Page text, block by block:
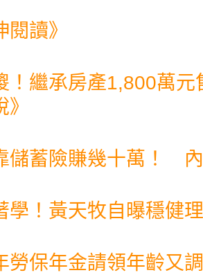
閱讀》
！繼承房產1,800萬
》
儲蓄險賺幾十萬！
學！黃天牧自曝穩健
勞保年金請領年齡又